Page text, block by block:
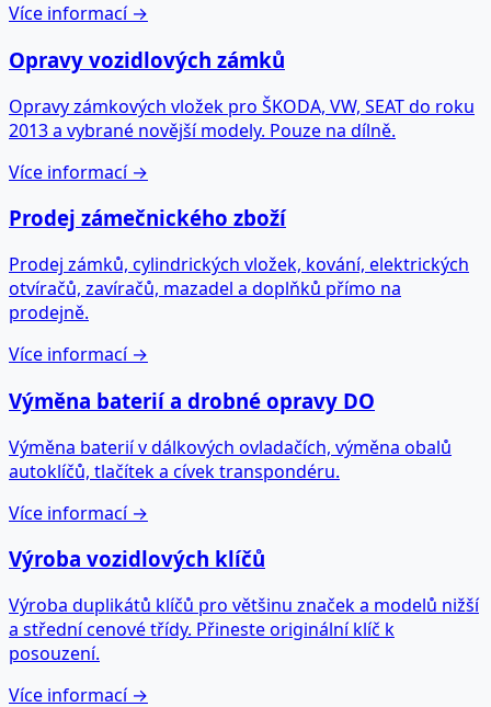
Více informací →
Opravy vozidlových zámků
Opravy zámkových vložek pro ŠKODA, VW, SEAT do roku
2013 a vybrané novější modely. Pouze na dílně.
Více informací →
Prodej zámečnického zboží
Prodej zámků, cylindrických vložek, kování, elektrických
otvíračů, zavíračů, mazadel a doplňků přímo na
prodejně.
Více informací →
Výměna baterií a drobné opravy DO
Výměna baterií v dálkových ovladačích, výměna obalů
autoklíčů, tlačítek a cívek transpondéru.
Více informací →
Výroba vozidlových klíčů
Výroba duplikátů klíčů pro většinu značek a modelů nižší
a střední cenové třídy. Přineste originální klíč k
posouzení.
Více informací →